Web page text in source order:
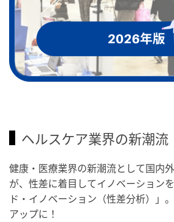
ヘルスケア業界の新潮流
健康・医療業界の新潮流として国内
が、性差に着目してイノベーション
ド・イノベーション（性差分析）」
アップに！